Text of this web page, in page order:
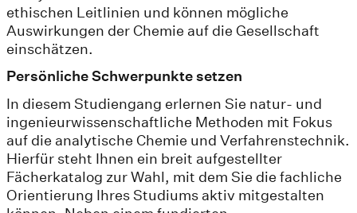
ethischen Leitlinien und können mögliche
Auswirkungen der Chemie auf die Gesellschaft
einschätzen.
Persönliche Schwerpunkte setzen
In diesem Studiengang erlernen Sie natur- und
ingenieurwissenschaftliche Methoden mit Fokus
auf die analytische Chemie und Verfahrenstechnik.
Hierfür steht Ihnen ein breit aufgestellter
Fächerkatalog zur Wahl, mit dem Sie die fachliche
Orientierung Ihres Studiums aktiv mitgestalten